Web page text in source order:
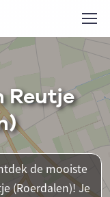
Reutje
de mooiste
(Roerdalen)! Je